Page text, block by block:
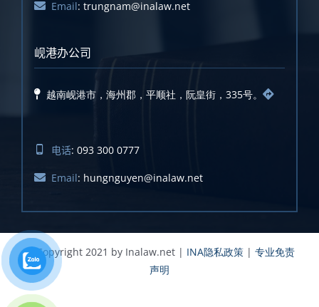
Email: trungnam@inalaw.net
岘港办公司
越南岘港市，海州郡，平顺社，阮皇街，335号。
电话: 093 300 0777
Email: hungnguyen@inalaw.net
© Copyright 2021 by Inalaw.net | INA隐私政策| 专业免责
声明